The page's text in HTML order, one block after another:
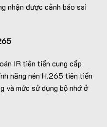
nhận được cảnh báo sai
IR tiên tiến cung cấp
năng nén H.265 tiên tiến
và mức sử dụng bộ nhớ ở